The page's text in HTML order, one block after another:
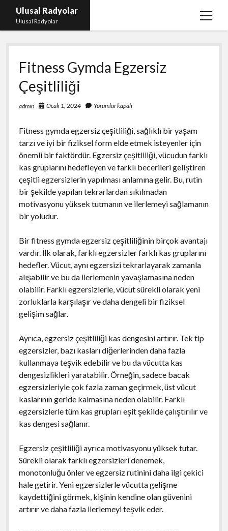
Ulusal Radyolar
Ulusal Radyolar
menüyü
Ana Başlık: Discord Instagram Botu
Instagram Beğeni Kazanma Ücretsiz
Liste
Sayfa Listesi
Fitness Gymda Egzersiz
Çeşitliliği
admin Ocak 1, 2024 Yorumlar kapalı
Fitness gymda egzersiz çeşitliliği, sağlıklı bir yaşam
tarzı ve iyi bir fiziksel form elde etmek isteyenler için
önemli bir faktördür. Egzersiz çeşitliliği, vücudun farklı
kas gruplarını hedefleyen ve farklı becerileri geliştiren
çeşitli egzersizlerin yapılması anlamına gelir. Bu, rutin
bir şekilde yapılan tekrarlardan sıkılmadan
motivasyonu yüksek tutmanın ve ilerlemeyi sağlamanın
bir yoludur.
Bir fitness gymda egzersiz çeşitliliğinin birçok avantajı
vardır. İlk olarak, farklı egzersizler farklı kas gruplarını
hedefler. Vücut, aynı egzersizi tekrarlayarak zamanla
alışabilir ve bu da ilerlemenin yavaşlamasına neden
olabilir. Farklı egzersizlerle, vücut sürekli olarak yeni
zorluklarla karşılaşır ve daha dengeli bir fiziksel
gelişim sağlar.
Ayrıca, egzersiz çeşitliliği kas dengesini artırır. Tek tip
egzersizler, bazı kasları diğerlerinden daha fazla
kullanmaya teşvik edebilir ve bu da vücutta kas
dengesizlikleri yaratabilir. Örneğin, sadece bacak
egzersizleriyle çok fazla zaman geçirmek, üst vücut
kaslarının geride kalmasına neden olabilir. Farklı
egzersizlerle tüm kas grupları eşit şekilde çalıştırılır ve
kas dengesi sağlanır.
Egzersiz çeşitliliği ayrıca motivasyonu yüksek tutar.
Sürekli olarak farklı egzersizleri denemek,
monotonluğu önler ve egzersiz rutinini daha ilgi çekici
hale getirir. Yeni egzersizlerle vücutta gelişme
kaydettiğini görmek, kişinin kendine olan güvenini
artırır ve daha fazla ilerlemeyi teşvik eder.